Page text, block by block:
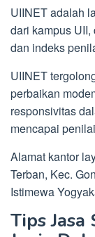
UIINET adalah
dari kampus
dan indeks
UIINET
perbaikan
responsivitas
mencapai
Alamat kantor
Terban, Kec.
Istimewa
Tips Jasa